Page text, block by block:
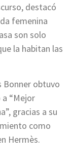
destacó
femenina
son solo
la habitan las
Bonner obtuvo
“Mejor
gracias a su
como
Hermès.